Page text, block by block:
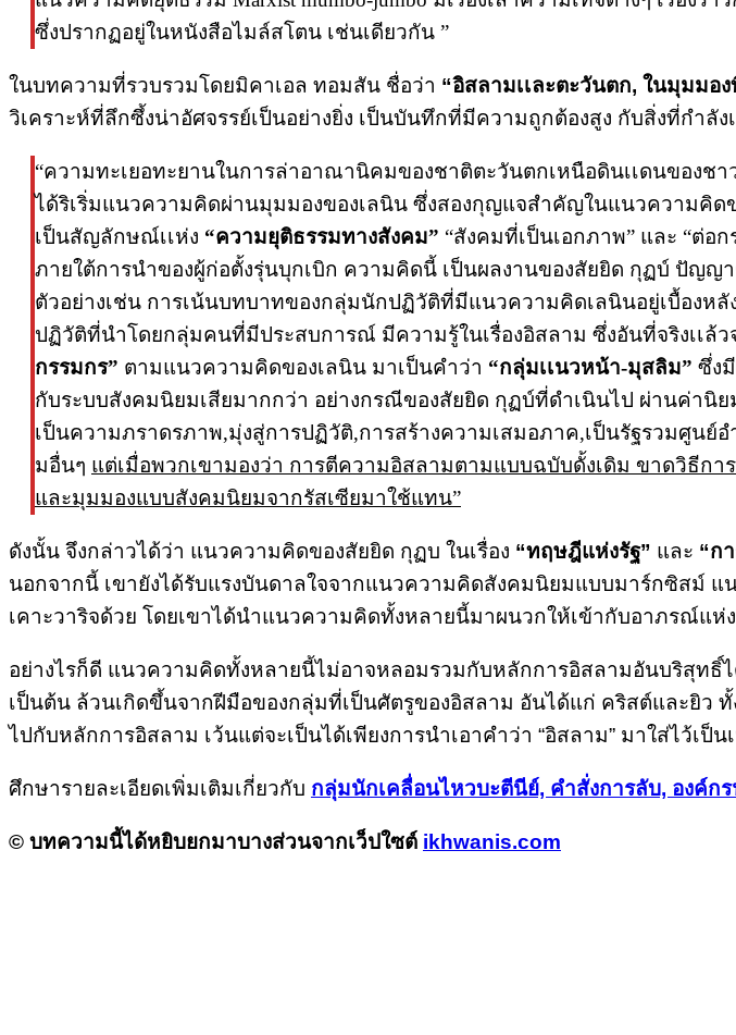
ซึ่งปรากฏอยู่ในหนังสือไมล์สโตน เช่นเดียวกัน ”
ในบทความที่รวบรวมโดยมิคาเอล ทอมสัน ชื่อว่า “อิสลามเเละตะวันตก, ในมุมม
วิเคราะห์ที่ลึกซึ้งน่าอัศจรรย์เป็นอย่างยิ่ง เป็นบันทึกที่มีความถูกต้องสูง กับสิ่งที่กำลั
“ความทะเยอทะยานในการล่าอาณานิคมของชาติตะวันตกเหนือดินเเดนของ
ได้ริเริ่มแนวความคิดผ่านมุมมองของเลนิน ซึ่งสองกุญแจสำคัญในแนวความคิด
เป็นสัญลักษณ์เเห่ง “ความยุติธรรมทางสังคม” “สังคมที่เป็นเอกภาพ” และ “ต่อ
ภายใต้การนำของผู้ก่อตั้งรุ่นบุกเบิก ความคิดนี้ เป็นผลงานของสัยยิด กุฏบ์ ปัญ
ตัวอย่างเช่น การเน้นบทบาทของกลุ่มนักปฏิวัติที่มีแนวความคิดเลนินอยู่เบื้องห
ปฏิวัติที่นำโดยกลุ่มคนที่มีประสบการณ์ มีความรู้ในเรื่องอิสลาม ซึ่งอันที่จริงเเล้
กรรมกร” ตามแนวความคิดของเลนิน มาเป็นคำว่า “กลุ่มเเนวหน้า-มุสลิม” ซึ่ง
กับระบบสังคมนิยมเสียมากกว่า อย่างกรณีของสัยยิด กุฏบ์ที่ดำเนินไป ผ่านค่านิ
เป็นความภราดรภาพ,มุ่งสู่การปฏิวัติ,การสร้างความเสมอภาค,เป็นรัฐรวมศูน
มอื่นๆ แต่เมื่อพวกเขามองว่า การตีความอิสลามตามแบบฉบับดั้งเดิม ขาดวิธีก
และมุมมองแบบสังคมนิยมจากรัสเซียมาใช้แทน”
ดังนั้น จึงกล่าวได้ว่า แนวความคิดของสัยยิด กุฏบ ในเรื่อง “ทฤษฎีแห่งรัฐ” และ “ก
นอกจากนี้ เขายังได้รับแรงบันดาลใจจากแนวความคิดสังคมนิยมแบบมาร์กซิสม์
เคาะวาริจด้วย โดยเขาได้นำแนวความคิดทั้งหลายนี้มาผนวกให้เข้ากับอาภรณ์แห่
อย่างไรก็ดี แนวความคิดทั้งหลายนี้ไม่อาจหลอมรวมกับหลักการอิสลามอันบริสุท
เป็นต้น ล้วนเกิดขึ้นจากฝีมือของกลุ่มที่เป็นศัตรูของอิสลาม อันได้แก่ คริสต์และยิว
ไปกับหลักการอิสลาม เว้นแต่จะเป็นได้เพียงการนำเอาคำว่า “อิสลาม” มาใส่ไว้เ
ศึกษารายละเอียดเพิ่มเติมเกี่ยวกับ กลุ่มนักเคลื่อนไหวบะตีนีย์, คำสั่งการลับ, องค์ก
© บทความนี้ได้หยิบยกมาบางส่วนจากเว็ปใซต์ ikhwanis.com